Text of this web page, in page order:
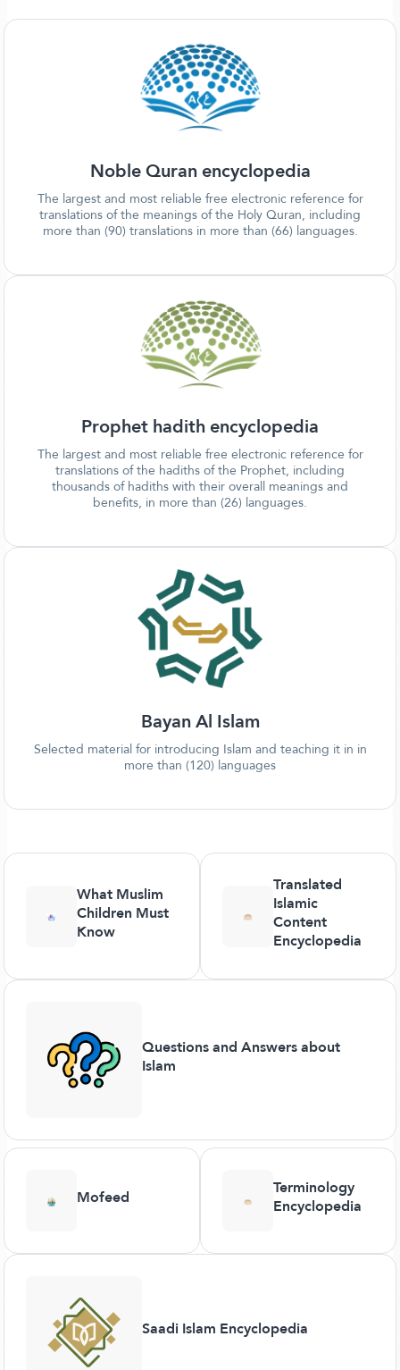
Noble Quran encyclopedia
The largest and most reliable free electronic reference for
translations of the meanings of the Holy Quran, including
more than (90) translations in more than (66) languages.
Prophet hadith encyclopedia
The largest and most reliable free electronic reference for
translations of the hadiths of the Prophet, including
thousands of hadiths with their overall meanings and
benefits, in more than (26) languages.
Bayan Al Islam
Selected material for introducing Islam and teaching it in in
more than (120) languages
What Muslim
Children Must
Know
Translated
Islamic
Content
Encyclopedia
Questions and Answers about
Islam
Mofeed Terminology
Encyclopedia
Saadi Islam Encyclopedia